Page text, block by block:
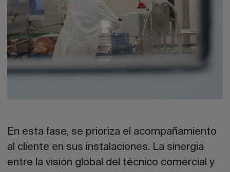
En esta fase, se prioriza el acompañamiento
al cliente en sus instalaciones. La sinergia
entre la visión global del técnico comercial y